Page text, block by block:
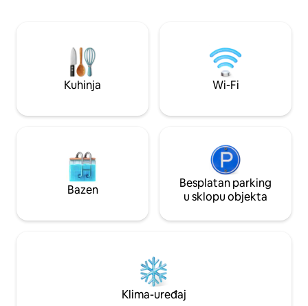
jednostavnom pristupu razgledavanju,
pješačenju, izletima brodom i
restoranima. Prepustite se šarmu i
ljepoti Cape Bretona i stvorite
boravka.
nalazi ispred
to Highlands
Highlands
Kuhinja Wi-Fi
Bazen
Besplatan parking
u sklopu objekta
Klima-uređaj